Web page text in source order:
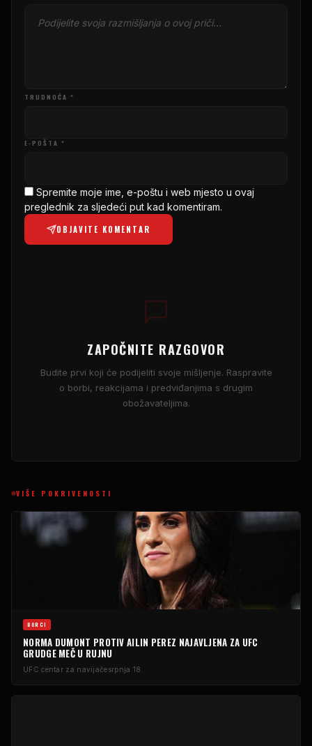
TRUDNOĆA *
E-POŠTA *
Spremite moje ime, e-poštu i web mjesto u ovaj
preglednik za sljedeći put kad komentiram.
OBJAVITE KOMENTAR
ZAPOČNITE RAZGOVOR
Budite prvi koji će podijeliti svoje mišljenje. Raspravite
o borbi, reakcijama i predviđanjima s drugim
obožavateljima.
VIŠE POKRIVENOSTI
BORCI
NORMA DUMONT PROTIV AILIN PEREZ NAJAVLJENA ZA UFC
GRUDGE MEČ U RUJNU
UFC centar za navijačesrpnja 18